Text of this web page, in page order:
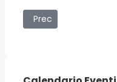
Articolo
Prec